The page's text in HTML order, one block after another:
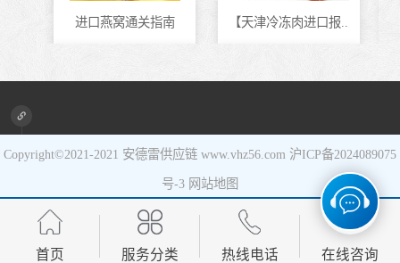
进口燕窝通关指南 【天津冷冻肉进口报..
进口新旧设备清关代.. 马来西亚冷冻虾进口..
Copyright©2021-2021 安德雷供应链 www.vhz56.com 沪ICP备2024089075
号-3 网站地图
首页 服务分类 热线电话 在线咨询